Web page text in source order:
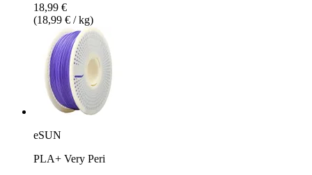
18,99 €
(18,99 € / kg)
eSUN
PLA+ Very Peri